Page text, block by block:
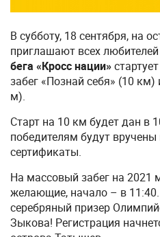
В субботу, 18 сентября, на
приглашают всех любителей
бега «Кросс нации»
забег «Познай себя» (10
м).
Старт на 10 км будет дан в
победителям будут
сертификаты.
На массовый забег на 2021
желающие, начало – в 11:40.
серебряный призер
Зыкова! Регистрация